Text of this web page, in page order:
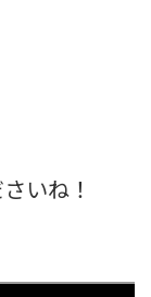
いね！